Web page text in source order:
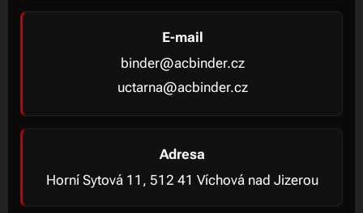
E-mail
binder@acbinder.cz
uctarna@acbinder.cz
Adresa
Horní Sytová 11, 512 41 Víchová nad Jizerou